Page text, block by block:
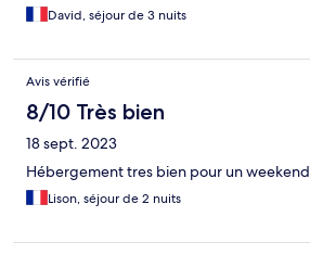
David, séjour de 3 nuits
Avis vérifié
8/10 Très bien
18 sept. 2023
Hébergement tres bien pour un weekend
Lison, séjour de 2 nuits